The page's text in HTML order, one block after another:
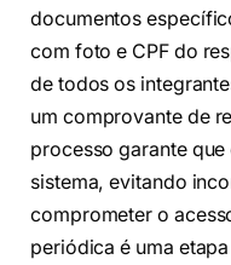
documentos
com foto e CPF do
de todos os
um comprovante de
processo garante
sistema, evitando
comprometer o
periódica é uma